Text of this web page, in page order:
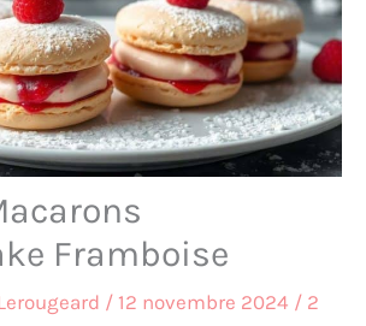
Framboise
/ 12 novembre 2024 / 2